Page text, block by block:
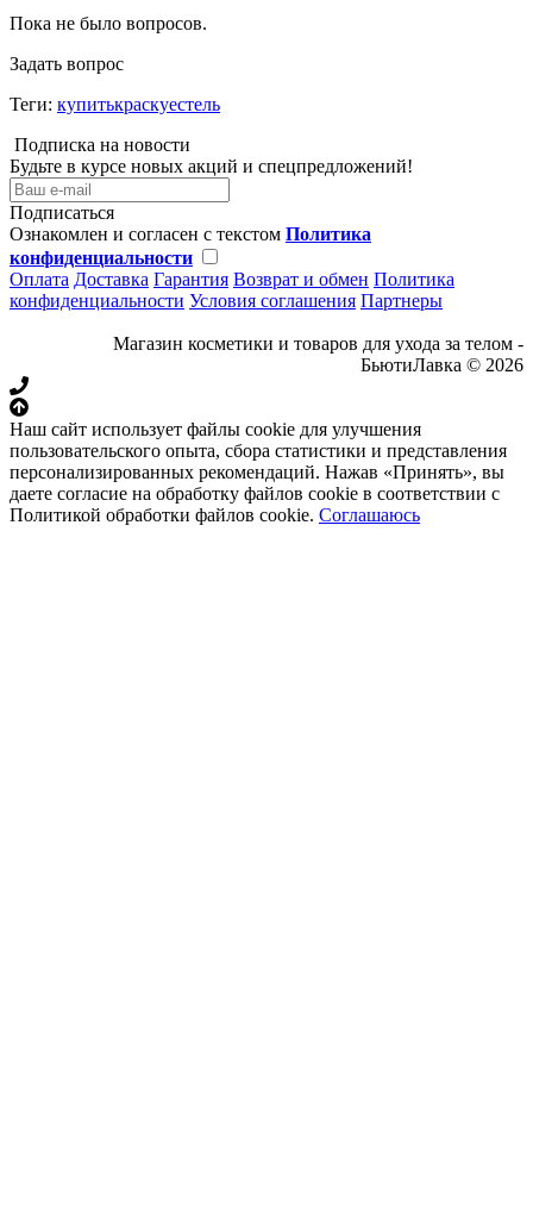
Пока не было вопросов.
Задать вопрос
Теги: купитькраскуестель
Подписка на новости
Будьте в курсе новых акций и спецпредложений!
Подписаться
Ознакомлен и согласен с текстом Политика
конфиденциальности
Оплата Доставка Гарантия Возврат и обмен Политика
конфиденциальности Условия соглашения Партнеры
Магазин косметики и товаров для ухода за телом -
БьютиЛавка © 2026
Наш сайт использует файлы cookie для улучшения
пользовательского опыта, сбора статистики и представления
персонализированных рекомендаций. Нажав «Принять», вы
даете согласие на обработку файлов cookie в соответствии с
Политикой обработки файлов cookie. Соглашаюсь